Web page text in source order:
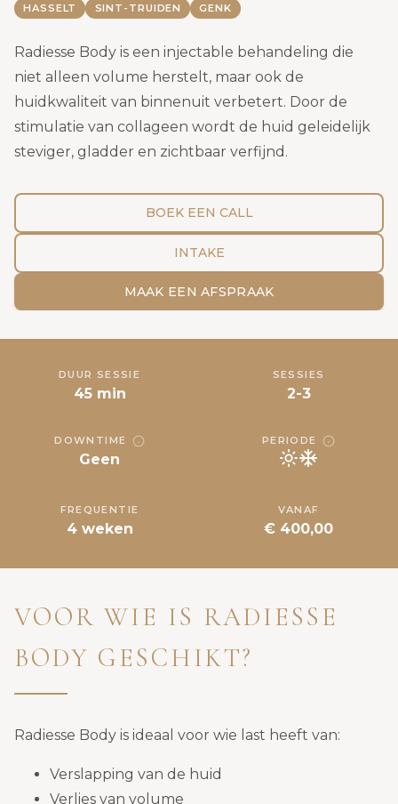
HASSELT SINT-TRUIDEN GENK
Radiesse Body is een injectable behandeling die
niet alleen volume herstelt, maar ook de
huidkwaliteit van binnenuit verbetert. Door de
stimulatie van collageen wordt de huid geleidelijk
steviger, gladder en zichtbaar verfijnd.
BOEK EEN CALL
INTAKE
MAAK EEN AFSPRAAK
DUUR SESSIE
45 min
SESSIES
2-3
DOWNTIME
Geen
PERIODE
FREQUENTIE
4 weken
VANAF
€ 400,00
VOOR WIE IS RADIESSE
BODY GESCHIKT?
Radiesse Body is ideaal voor wie last heeft van:
Verslapping van de huid
Verlies van volume